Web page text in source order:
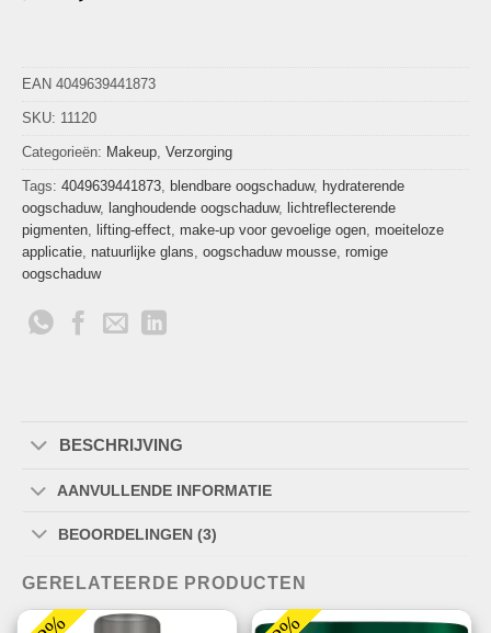
EAN 4049639441873
SKU: 11120
Categorieën: Makeup Verzorging
Tags: 4049639441873 blendbare oogschaduw, hydraterende
oogschaduw, langhoudende oogschaduw, lichtreflecterende
pigmenten lifting-effect make-up voor gevoelige ogen moeiteloze
applicatie natuurlijke glans oogschaduw mousse romige
oogschaduw
BESCHRIJVING
AANVULLENDE INFORMATIE
BEOORDELINGEN (3)
GERELATEERDE PRODUCTEN